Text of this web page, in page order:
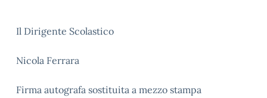
Il Dirigente Scolastico
Nicola Ferrara
Firma autografa sostituita a mezzo stampa